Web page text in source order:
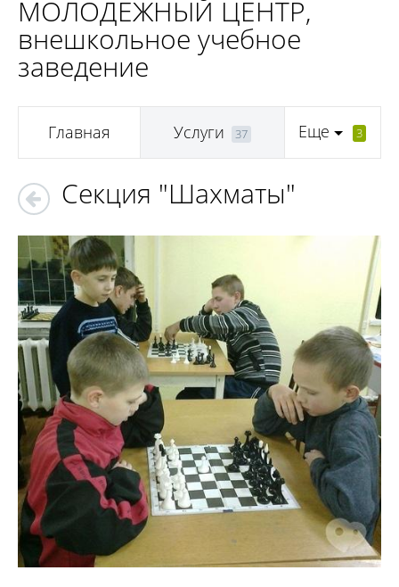
МОЛОДЕЖНЫЙ ЦЕНТР,
внешкольное учебное
заведение
Главная Услуги 37 Еще 3
Секция "Шахматы"